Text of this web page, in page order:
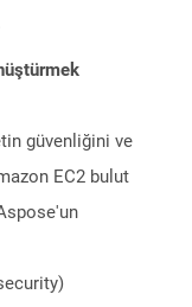
güvenliğini ve
EC2 bulut